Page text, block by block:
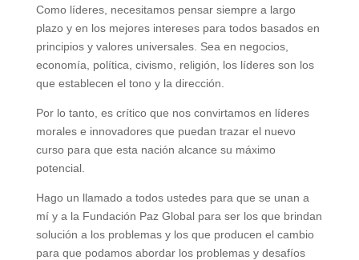
Como líderes, necesitamos pensar siempre a largo
plazo y en los mejores intereses para todos basados en
principios y valores universales. Sea en negocios,
economía, política, civismo, religión, los líderes son los
que establecen el tono y la dirección.
Por lo tanto, es crítico que nos convirtamos en líderes
morales e innovadores que puedan trazar el nuevo
curso para que esta nación alcance su máximo
potencial.
Hago un llamado a todos ustedes para que se unan a
mí y a la Fundación Paz Global para ser los que brindan
solución a los problemas y los que producen el cambio
para que podamos abordar los problemas y desafíos